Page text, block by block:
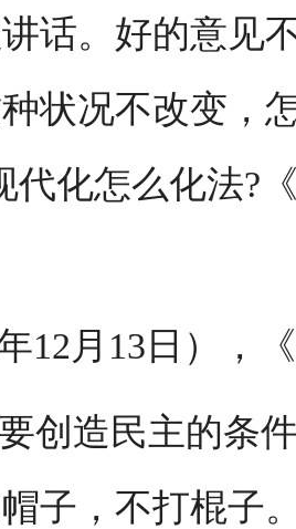
话。好的意见
状况不改变，
代化怎么化法?
年12月13日），
创造民主的条
子，不打棍子